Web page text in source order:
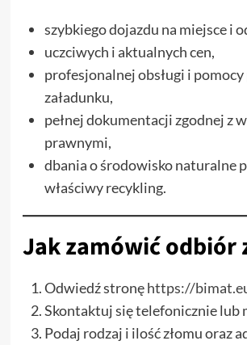
szybkiego dojazdu na miejsce i
uczciwych i aktualnych cen,
profesjonalnej obsługi i pomocy
załadunku,
pełnej dokumentacji zgodnej z
prawnymi,
dbania o środowisko naturalne
właściwy recykling.
Jak zamówić odbiór
Odwiedź stronęhttps://
Skontaktuj się telefonicznie lub
Podaj rodzaj i ilość złomu oraz